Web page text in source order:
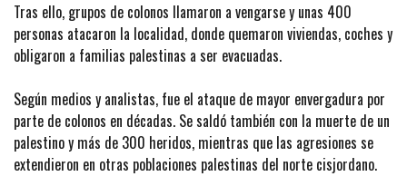
Tras ello, grupos de colonos llamaron a vengarse y unas 400
personas atacaron la localidad, donde quemaron viviendas, coches y
obligaron a familias palestinas a ser evacuadas.
Según medios y analistas, fue el ataque de mayor envergadura por
parte de colonos en décadas. Se saldó también con la muerte de un
palestino y más de 300 heridos, mientras que las agresiones se
extendieron en otras poblaciones palestinas del norte cisjordano.